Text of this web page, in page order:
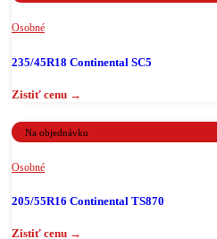
Osobné
235/45R18 Continental SC5
Na objednávku
Osobné
205/55R16 Continental TS870